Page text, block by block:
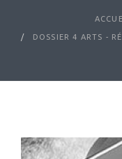
DOSSIER 4 ARTS -